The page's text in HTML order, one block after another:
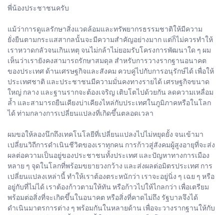
พี่น้องประชาชนครับ
แม้ว่าการดูแลรักษาสิ่งแวดล้อมและทรัพยากรธรรมชาติให้มีความ
ยั่งยืนตามกระแสสากลนั้นจะมีความสำคัญอย่างมาก แต่ก็ไม่ควรทำให้
เราหวาดกลัวจนเกินเหตุ จนไม่กล้าไม่ยอมรับโครงการพัฒนาใด ๆ ผม
เห็นว่าเรายังคงสามารถรักษาสมดุล สำหรับการวางรากฐานอนาคต
ของประเทศ ด้านเศรษฐกิจและสังคม ควบคู่ไปกับการอนุรักษ์ได้ เพื่อให้
ประเทศชาติ และประชาชนมีความมั่นคงทางรายได้ เศรษฐกิจขนาด
ใหญ่ กลาง และฐานรากจะต้องเจริญ เติบโตไปด้วยกัน ลดความเหลื่อม
ล้ำ และสามารถยืนเคียงบ่าเคียงไหล่กับประเทศในภูมิภาคหรือในโลก
ได้ ท่ามกลางการเปลี่ยนแปลงที่เกิดขึ้นตลอดเวลา
ผมขอให้ลองนึกถึงเทคโนโลยีที่เปลี่ยนแปลงไปไม่หยุดยั้ง จนเข้ามา
เปลี่ยนวิถีการดำเนินชีวิตของเราทุกคน การก้าวสู่สังคมผู้สูงอายุที่จะส่ง
ผลต่อความเป็นอยู่ของประชาชนทั้งประเทศ และปัญหาทางการเมือง
หลาย ๆ จุดในโลกที่พร้อมขยายวงกว้าง และส่งผลต่อมิตรประเทศ การ
เปลี่ยนแปลงเหล่านี้ ทำให้เราต้องตระหนักว่า เราจะอยู่นิ่ง ๆ เฉย ๆ หรือ
อยู่กับที่ไม่ได้ เราต้องก้าวตามให้ทัน หรือก้าวไปให้ไกลกว่า เพื่อเตรียม
พร้อมต่อสิ่งที่จะเกิดขึ้นในอนาคต หรือสิ่งที่คาดไม่ถึง รัฐบาลจึงได้
ดำเนินมาตรการต่าง ๆ พร้อมกันในหลายด้าน เพื่อจะวางรากฐานให้กับ